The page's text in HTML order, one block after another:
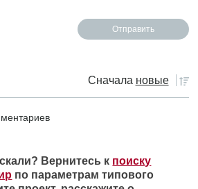
Сначала новые
Вернитесь к поиску
по параметрам типового